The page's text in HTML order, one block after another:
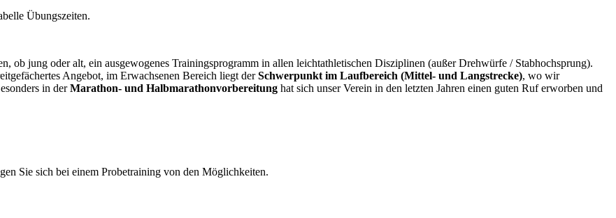
Übungszeiten.
jung oder alt, ein ausgewogenes Trainingsprogramm in allen leichtathletischen Disziplinen (außer Drehwürfe / Stabhochsprung).
Angebot, im Erwachsenen Bereich liegt derSchwerpunkt im Laufbereich (Mittel- und Langstrecke), wo wir
in derMarathon- und Halbmarathonvorbereitung hat sich unser Verein in den letzten Jahren einen guten Ruf erworben und
Sie sich bei einem Probetraining von den Möglichkeiten.